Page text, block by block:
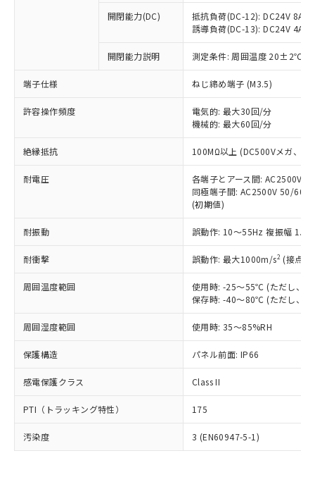
開閉能力(DC)
抵抗負荷(DC-12): DC24V 8A/
誘導負荷(DC-13): DC24V 4A/
開閉能力説明 測定条件: 周囲温度 20±2℃、
端子仕様 ねじ締め端子 (M3.5)
許容操作頻度
電気的: 最大30回/分
機械的: 最大60回/分
絶縁抵抗 100MΩ以上 (DC500Vメガ、点
耐電圧
各端子とアース間: AC2500V
同極端子間: AC2500V 50/
(初期値)
耐振動 誤動作: 10～55Hz 複振幅
耐衝撃 誤動作: 最大1000m/s2 (接点
周囲温度範囲
使用時: -25～55℃ (ただし、氷
保存時: -40～80℃ (ただし、氷
周囲湿度範囲 使用時: 35～85%RH
保護構造 パネル前面: IP66
感電保護クラス Class II
PTI（トラッキング特性） 175
汚染度 3 (EN60947-5-1)
ことをご了承ください。
在庫状況および標準価格照会結果は、
記載している更新日時点での社内デー
タに基づき作成されるものであり、閲
覧された時点での実際の在庫および標
準価格とは異なる場合があることをご
正式な納期状況および標準価格はお客
様のお取引先、またはお客様担当のオ
ムロン制御機器販売店・当社販売員に
オムロン制御機器販売店や当社販売拠
販売ネットワーク
」をご確認
在庫状況および標準価格結果を当社の
事前の承諾なく第三者に漏洩または開
示しないようお願いします。
マイパーツ機能（部品リスト作成サー
ビス）をご利用いただくには、I-Web
メンバーズにご登録されている必要が
お客様が当ウェブサイト上で当社にご
登録された部品リストについて、当社
および当社の共同利用者が、当社の製
品・サービスに関するお客様との取
引・商談に必要な範囲で利用すること
※当社の共同利用者とは、"個人情報
の「1.共同利
用者の範囲」に記載されている法人を
いたものが、含有品と判明した場合などや
むを得ず変更することがあります。
*EU RoHS指令（10物質）：
鉛(Pb) 1000ppm以下、 水銀(Hg) 1000ppm以下、 カド
六価クロム(Cr(Ⅵ)) 1000ppm以下、ポリ臭化ビフェニル
類(PBB) 1000ppm以下、ポリ臭化ジフェニルエーテル類
(PBDE) 1000ppm以下、フタル酸ビス(2-エチルヘキシ
ル) (DEHP)(別名：DOP) 1000ppm以下、フタル酸ブチ
ルベンジル（BBP） 1000ppm以下、フタル酸ジブチル
（DBP） 1000ppm以下、フタル酸ジイソブチル
(DIBP) 1000ppm以下
但し、RoHS指令で産業用監視および制御機器に対する
フタル酸エステル類の４物質については閾値を超える意
図的な使用がないことを確認しています。
部品在庫の切り替え状況などにより、予定
月が前後することがあります。
※3 非含有証明書ダウンロード
下記の非含有証明書をダウンロードするこ
とができます。
EU RoHS指令（10物質）の非含有証明書
51物質の非含有証明書（当社基準）
※本証明書は発行日時点で非含有を証明す
るもので、過去に遡って非含有を証明する
基準値を超えていることを示します。
「－」：未確認です。当社販売部門へお問
ム) : 100ppm、
Cr(Ⅵ)(六価クロム) : 1000ppm、 PBBs(ポリ臭化ビフェ
ニル類) : 1000ppm、 PBDEs(ポリ臭化ジフェニルエーテ
ル類) : 1000ppm、
DBP(フタル酸ジブチル) : 1000ppm、 DIBP(フタル酸ジ
イソブチル) : 1000ppm、 BBP(フタル酸ブチルベンジ
ル) : 1000ppm、
DEHP(フタル酸ビス(2-エチルヘキシル)) : 1000ppm
「ｅ」：有害物質（10物質）のすべてが基
準値以下であることを示します。
「10」：通常の使用状況下において有害物
質が外部に漏えいし、環境に深刻な影響を
及ぼさない年数を意味します。
「－」：未確認です。当社販売部門へお問
い合わせください。
当社は、これら貴社製品のうち、外国
為替および外国貿易法に定める商品
（以下｢規制貨物等」という）を輸出
または国外への提供する場合は、日本
国政府の輸出許可(または役務取引許
可)を取得するなどの必要な手続きを
当社は規制貨物を破棄する場合は、完
全に破砕するなど、違法に輸出されな
いよう必要な手段を講じます。
当社は貴社製品を、核兵器、ミサイ
ル、化学兵器、生物兵器またはその他
武器並びにこれらの製造装置等に一切
当社は、貴社製品を第三者に販売する
場合は、上記1、2および3の内容を当
該第三者に通知します。また当社は、
販売先および販売に係わる関係者が違
法に輸出するおそれがある場合は、取
り引きをいたしません。
キャンセル
説明
○ 一定数以上の在庫あり
一定数には満たないが在庫あり
在庫なし(最新の在庫状況につ
いては、お客様のお取引先、ま
たはお客様担当のオムロン制御
機器販売店・当社販売員にご確
白
受注生産機種、また在庫状況の
情報を公開していない機種